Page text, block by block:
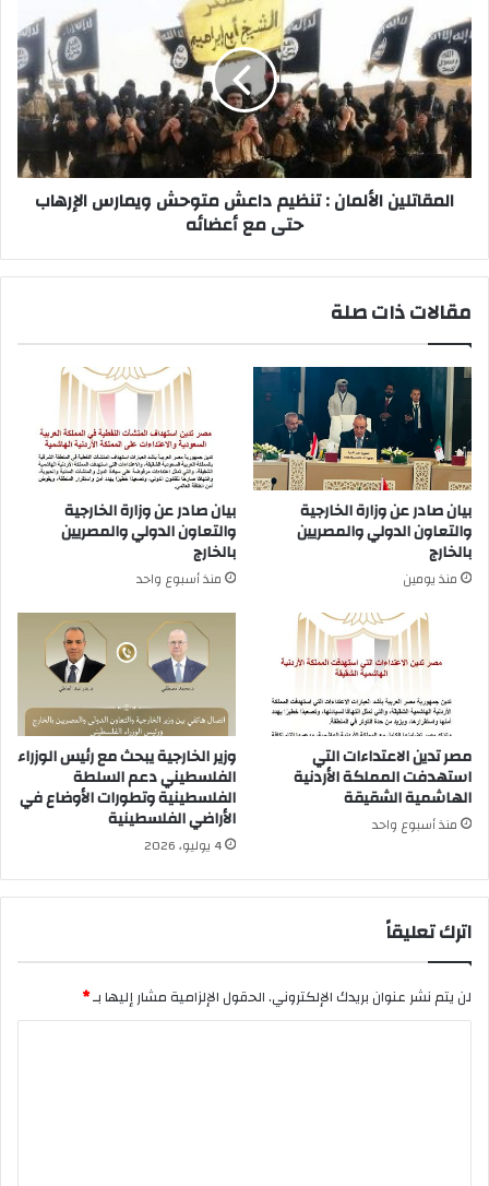
الألمان
:
تنظيم
داعش
متوحش
ويمارس
الإرهاب
حتى
المقاتلين الألمان : تنظيم داعش متوحش ويمارس الإرهاب
حتى مع أعضائه
مقالات ذات صلة
بيان صادر عن وزارة الخارجية
والتعاون الدولي والمصريين
بالخارج
منذ يومين
بيان صادر عن وزارة الخارجية
والتعاون الدولي والمصريين
بالخارج
منذ أسبوع واحد
مصر تدين الاعتداءات التي
استهدفت المملكة الأردنية
الهاشمية الشقيقة
منذ أسبوع واحد
وزير الخارجية يبحث مع رئيس الوزراء
الفلسطيني دعم السلطة
الفلسطينية وتطورات الأوضاع في
الأراضي الفلسطينية
4 يوليو، 2026
اترك تعليقاً
لن يتم نشر عنوان بريدك الإلكتروني.الحقول الإلزامية مشار إليها بـ*